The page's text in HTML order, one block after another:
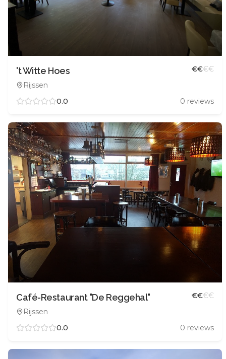
't Witte Hoes
Rijssen
€€€€
0.0 0 reviews
Café-Restaurant "De Reggehal"
Rijssen
€€€€
0.0 0 reviews